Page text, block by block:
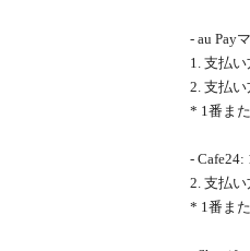
- au Pay
1. 支払
2. 支払
* 1番ま
-
2. 支払
* 1番ま